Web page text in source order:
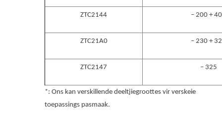
ZTC2144 – 200 +
ZTC21A0 – 230 +
ZTC2147 – 325
*: Ons kan verskillende deeltjiegroottes vir verskeie
toepassings pasmaak.